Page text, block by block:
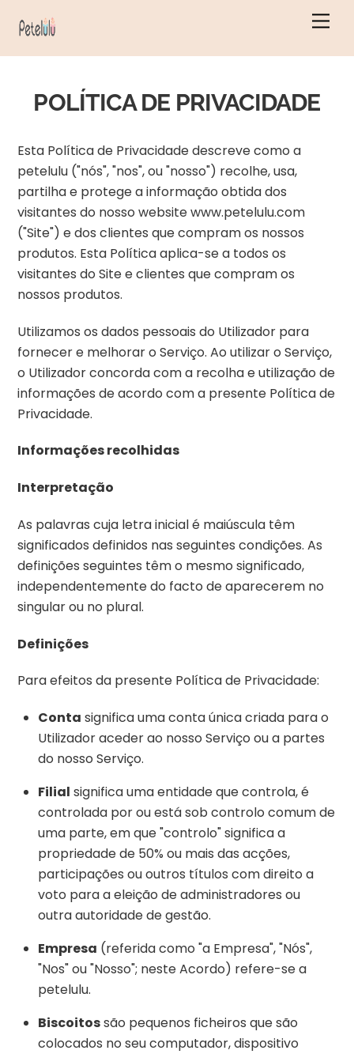
para
POLÍTICA DE PRIVACIDADE
Esta Política de Privacidade descreve como a
petelulu ("nós", "nos", ou "nosso") recolhe, usa,
partilha e protege a informação obtida dos
visitantes do nosso website www.petelulu.com
("Site") e dos clientes que compram os nossos
produtos. Esta Política aplica-se a todos os
visitantes do Site e clientes que compram os
nossos produtos.
Utilizamos os dados pessoais do Utilizador para
fornecer e melhorar o Serviço. Ao utilizar o Serviço,
o Utilizador concorda com a recolha e utilização de
informações de acordo com a presente Política de
Privacidade.
Informações recolhidas
Interpretação
As palavras cuja letra inicial é maiúscula têm
significados definidos nas seguintes condições. As
definições seguintes têm o mesmo significado,
independentemente do facto de aparecerem no
singular ou no plural.
Definições
Para efeitos da presente Política de Privacidade:
Conta significa uma conta única criada para o
Utilizador aceder ao nosso Serviço ou a partes
do nosso Serviço.
Filial significa uma entidade que controla, é
controlada por ou está sob controlo comum de
uma parte, em que "controlo" significa a
propriedade de 50% ou mais das acções,
participações ou outros títulos com direito a
voto para a eleição de administradores ou
outra autoridade de gestão.
Empresa (referida como "a Empresa", "Nós",
"Nos" ou "Nosso"; neste Acordo) refere-se a
petelulu.
Biscoitossão pequenos ficheiros que são
colocados no seu computador, dispositivo